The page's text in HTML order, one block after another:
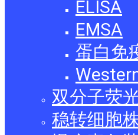
ELISA
EMSA
蛋白免
双分子荧
稳转细胞